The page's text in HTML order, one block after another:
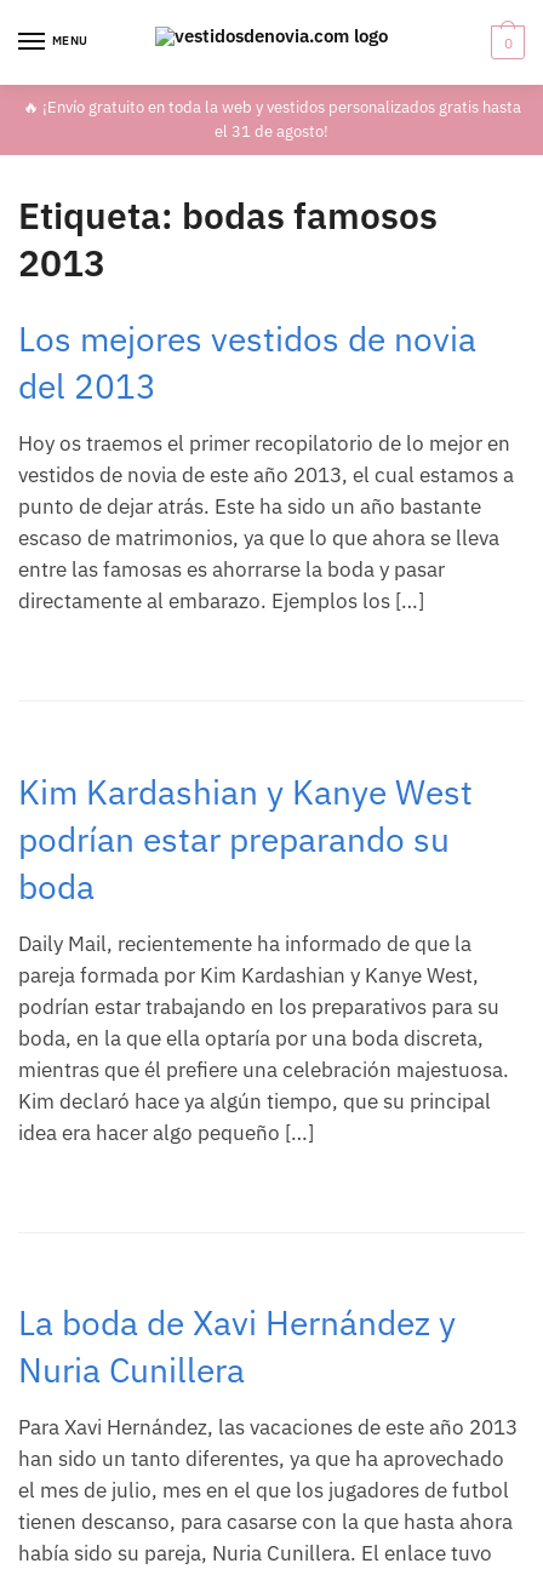
MENU 0
🔥 ¡Envío gratuito en toda la web y vestidos personalizados gratis hasta
el 31 de agosto!
Etiqueta: bodas famosos
2013
Los mejores vestidos de novia
del 2013
Hoy os traemos el primer recopilatorio de lo mejor en
vestidos de novia de este año 2013, el cual estamos a
punto de dejar atrás. Este ha sido un año bastante
escaso de matrimonios, ya que lo que ahora se lleva
entre las famosas es ahorrarse la boda y pasar
directamente al embarazo. Ejemplos los […]
Kim Kardashian y Kanye West
podrían estar preparando su
boda
Daily Mail, recientemente ha informado de que la
pareja formada por Kim Kardashian y Kanye West,
podrían estar trabajando en los preparativos para su
boda, en la que ella optaría por una boda discreta,
mientras que él prefiere una celebración majestuosa.
Kim declaró hace ya algún tiempo, que su principal
idea era hacer algo pequeño […]
La boda de Xavi Hernández y
Nuria Cunillera
Para Xavi Hernández, las vacaciones de este año 2013
han sido un tanto diferentes, ya que ha aprovechado
el mes de julio, mes en el que los jugadores de futbol
tienen descanso, para casarse con la que hasta ahora
había sido su pareja, Nuria Cunillera. El enlace tuvo